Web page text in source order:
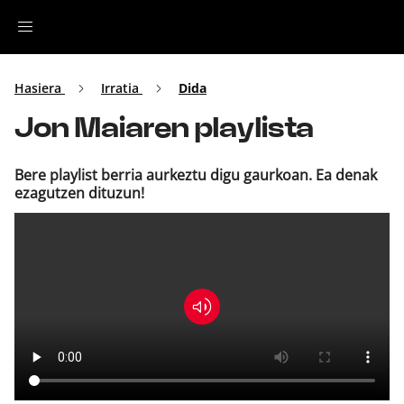
Irratia
Top Gaztea
Podcastak
Hasiera Irratia Dida
Jon Maiaren playlista
Bere playlist berria aurkeztu digu gaurkoan. Ea denak
ezagutzen dituzun!